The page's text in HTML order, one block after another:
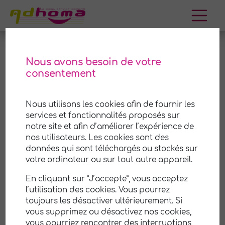
contenu
Neuvy
Adhoma est une coopérative (SCOP) de services
à la personne à Neuvyet ses environs. Nous
mettons notre savoir-faire et notre expérience à
votre disposition pour vous aider à prendre soin
de votre maison et de votre jardin. Notre équipe
offrir un service de qualité, personnalisé selon
vos besoins et vos préférences.
Nous savons que votre temps est précieux, c'est
Nous avons besoin de votre
consentement
Nous utilisons les cookies afin de fournir les
services et fonctionnalités proposés sur
notre site et afin d’améliorer l’expérience de
nos utilisateurs. Les cookies sont des
données qui sont téléchargés ou stockés sur
votre ordinateur ou sur tout autre appareil.
En cliquant sur ”J’accepte”, vous acceptez
l’utilisation des cookies. Vous pourrez
toujours les désactiver ultérieurement. Si
vous supprimez ou désactivez nos cookies,